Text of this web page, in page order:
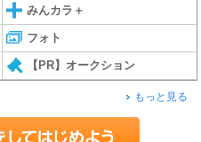
みんカラ＋
フォト
【PR】オークション
もっと見る